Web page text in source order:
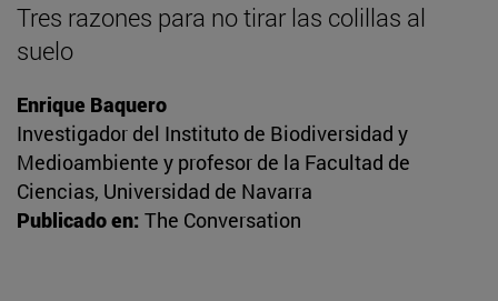
Tres razones para no tirar las colillas al
suelo
Enrique Baquero
Investigador del Instituto de Biodiversidad y
Medioambiente y profesor de la Facultad de
Ciencias, Universidad de Navarra
Publicado en: The Conversation